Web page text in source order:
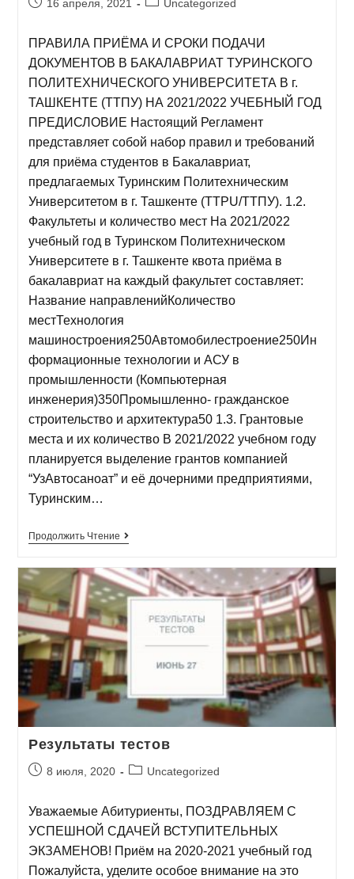
16 апреля, 2021 Uncategorized
ПРАВИЛА ПРИЁМА И СРОКИ ПОДАЧИ
ДОКУМЕНТОВ В БАКАЛАВРИАТ ТУРИНСКОГО
ПОЛИТЕХНИЧЕСКОГО УНИВЕРСИТЕТА В г.
ТАШКЕНТЕ (ТТПУ) НА 2021/2022 УЧЕБНЫЙ ГОД
ПРЕДИСЛОВИЕ Настоящий Регламент
представляет собой набор правил и требований
для приёма студентов в Бакалавриат,
предлагаемых Туринским Политехническим
Университетом в г. Ташкенте (TTPU/ТТПУ). 1.2.
Факультеты и количество мест На 2021/2022
учебный год в Туринском Политехническом
Университете в г. Ташкенте квота приёма в
бакалавриат на каждый факультет составляет:
Название направленийКоличество
местТехнология
машиностроения250Автомобилестроение250Ин
формационные технологии и АСУ в
промышленности (Компьютерная
инженерия)350Промышленно- гражданское
строительство и архитектура50 1.3. Грантовые
места и их количество В 2021/2022 учебном году
планируется выделение грантов компанией
“УзАвтосаноат” и её дочерними предприятиями,
Туринским…
Продолжить Чтение
Результаты тестов
8 июля, 2020 Uncategorized
Уважаемые Абитуриенты, ПОЗДРАВЛЯЕМ С
УСПЕШНОЙ СДАЧЕЙ ВСТУПИТЕЛЬНЫХ
ЭКЗАМЕНОВ! Приём на 2020-2021 учебный год
Пожалуйста, уделите особое внимание на это